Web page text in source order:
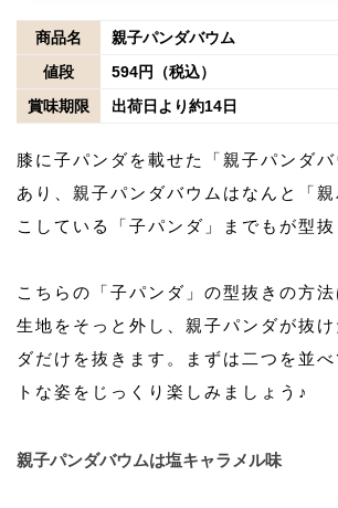
商品名
親子パンダバウム
値段
594円（税込）
賞味期限
出荷日より約14日
膝に子パンダを載せた「親子パンダ
あり、親子パンダバウムはなんと「
こしている「子パンダ」までもが型
こちらの「子パンダ」の型抜きの方
生地をそっと外し、親子パンダが抜
ダだけを抜きます。まずは二つを並
トな姿をじっくり楽しみましょう♪
親子パンダバウムは塩キャラメル味